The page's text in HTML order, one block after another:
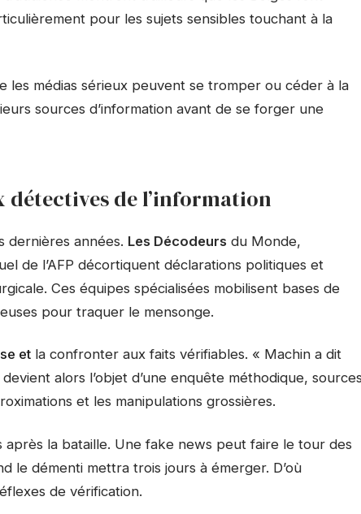
pour les sujets sensibles touchant à la
les médias sérieux peuvent se tromper ou céder à la
sources d’information avant de se forger une
détectives de l’information
dernières années. Les Décodeurs du Monde,
de l’AFP décortiquent déclarations politiques et
Ces équipes spécialisées mobilisent bases de
pour traquer le mensonge.
et la confronter aux faits vérifiables. « Machin a dit
alors l’objet d’une enquête méthodique,
et les manipulations grossières.
la bataille. Une fake news peut faire le tour des
le démenti mettra trois jours à émerger. D’où
de vérification.